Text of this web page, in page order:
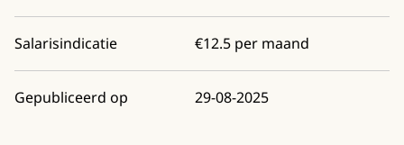
Salarisindicatie €12.5 per maand
Gepubliceerd op 29-08-2025